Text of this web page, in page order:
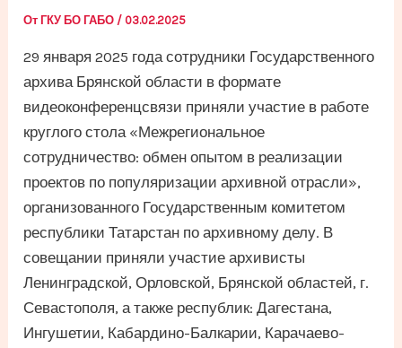
От ГКУ БО ГАБО / 03.02.2025
29 января 2025 года сотрудники Государственного
архива Брянской области в формате
видеоконференцсвязи приняли участие в работе
круглого стола «Межрегиональное
сотрудничество: обмен опытом в реализации
проектов по популяризации архивной отрасли»,
организованного Государственным комитетом
республики Татарстан по архивному делу. В
совещании приняли участие архивисты
Ленинградской, Орловской, Брянской областей, г.
Севастополя, а также республик: Дагестана,
Ингушетии, Кабардино-Балкарии, Карачаево-